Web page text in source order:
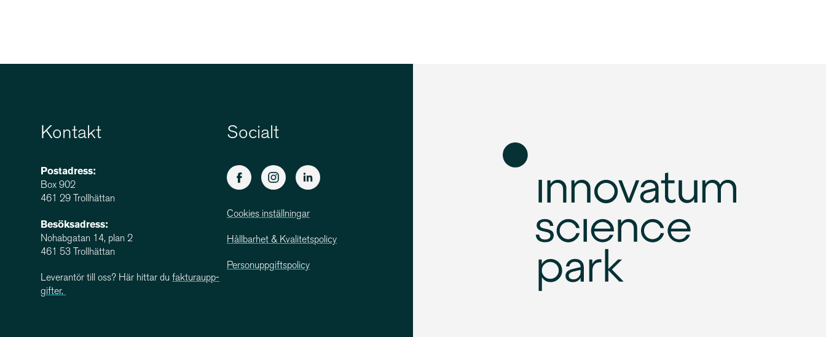
Kontakt
Postadress:
Box 902
461 29 Trollhättan
Besöksadress:
Nohabgatan 14, plan 2
461 53 Trollhättan
Leverantör till oss? Här hittar du faktu­ra­upp­
gifter.
Socialt
Cookies inställningar
Hållbarhet & Kvali­tets­policy
Person­upp­giftspolicy